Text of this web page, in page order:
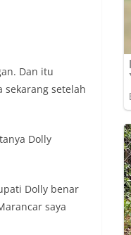
Dan itu
sekarang setelah
Dolly
Dolly benar
saya